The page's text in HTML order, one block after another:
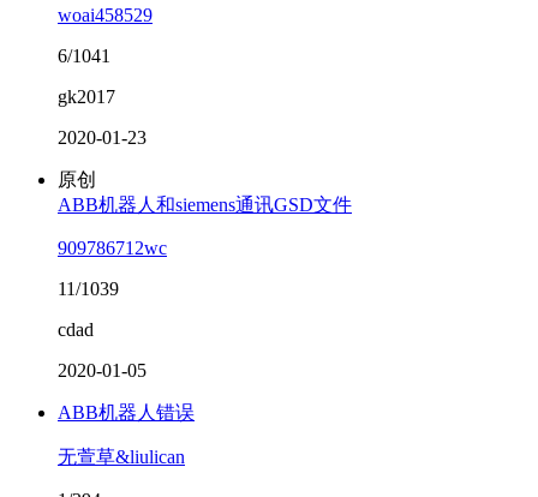
woai458529
6/1041
gk2017
2020-01-23
原创
ABB机器人和siemens通讯GSD文件
909786712wc
11/1039
cdad
2020-01-05
ABB机器人错误
无萱草&liulican